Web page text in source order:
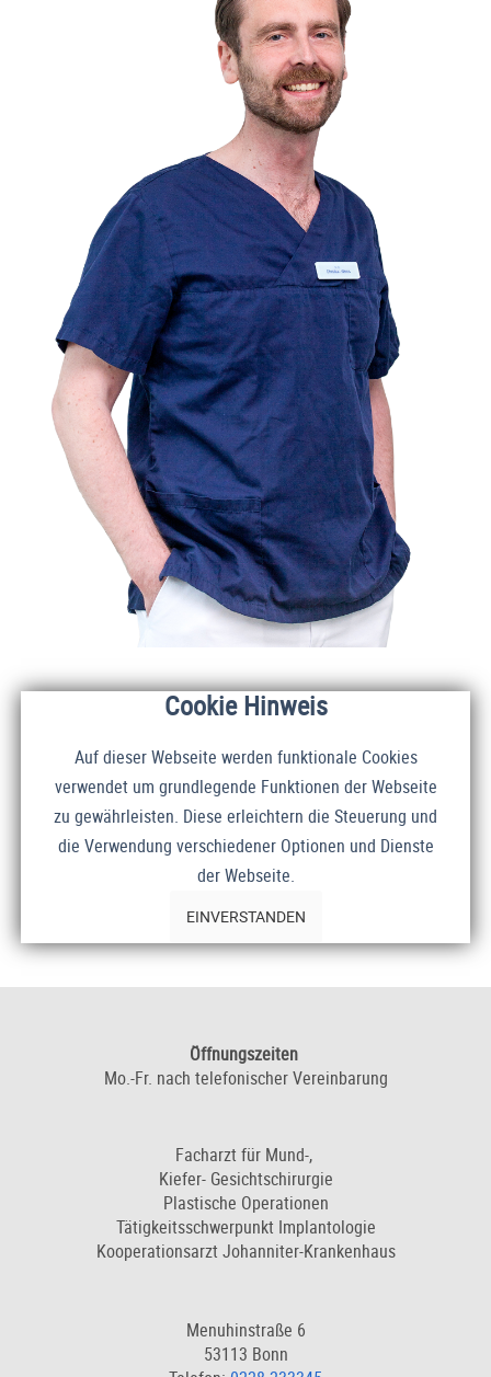
Cookie Hinweis
Auf dieser Webseite werden funktionale Cookies
verwendet um grundlegende Funktionen der Webseite
zu gewährleisten. Diese erleichtern die Steuerung und
die Verwendung verschiedener Optionen und Dienste
der Webseite.
EINVERSTANDEN
Öffnungszeiten
Mo.-Fr. nach telefonischer Vereinbarung
Facharzt für Mund-,
Kiefer- Gesichtschirurgie
Plastische Operationen
Tätigkeitsschwerpunkt Implantologie
Kooperationsarzt Johanniter-Krankenhaus
Menuhinstraße 6
53113 Bonn